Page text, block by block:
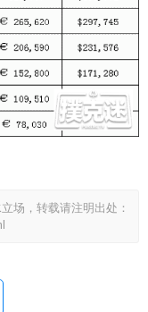
场，转载请注明出处：